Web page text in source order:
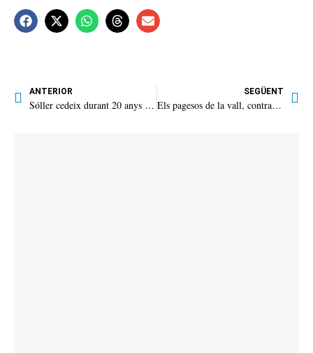
ANTERIOR
Sóller cedeix durant 20 anys Santa Catalina al Museu Marítim
SEGÜENT
Els pagesos de la vall, contra l’acord de la UE amb Mercosur